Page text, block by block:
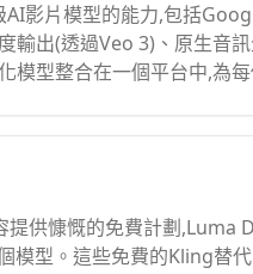
影片模型的能力,包括
出(透過Veo 3)、原生音
模型整合在一個平台中,為
供慷慨的免費計劃,Luma
模型。這些免費的Kling替